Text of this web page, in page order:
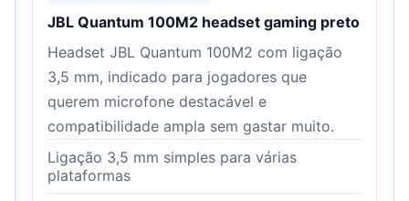
JBL Quantum 100M2 headset gaming preto
Headset JBL Quantum 100M2 com ligação
3,5 mm, indicado para jogadores que
querem microfone destacável e
compatibilidade ampla sem gastar muito.
Ligação 3,5 mm simples para várias
plataformas